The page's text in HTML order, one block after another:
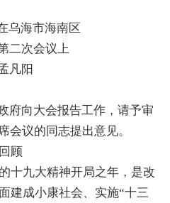
乌海市海南区
二次会议上
凡阳
府向大会报告工作，请予审
会议的同志提出意见。
顾
十九大精神开局之年，是改
建成小康社会、实施“十三